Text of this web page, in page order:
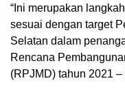
“Ini merupakan
sesuai dengan target
Selatan dalam
Rencana
(RPJMD) tahun 2021 –